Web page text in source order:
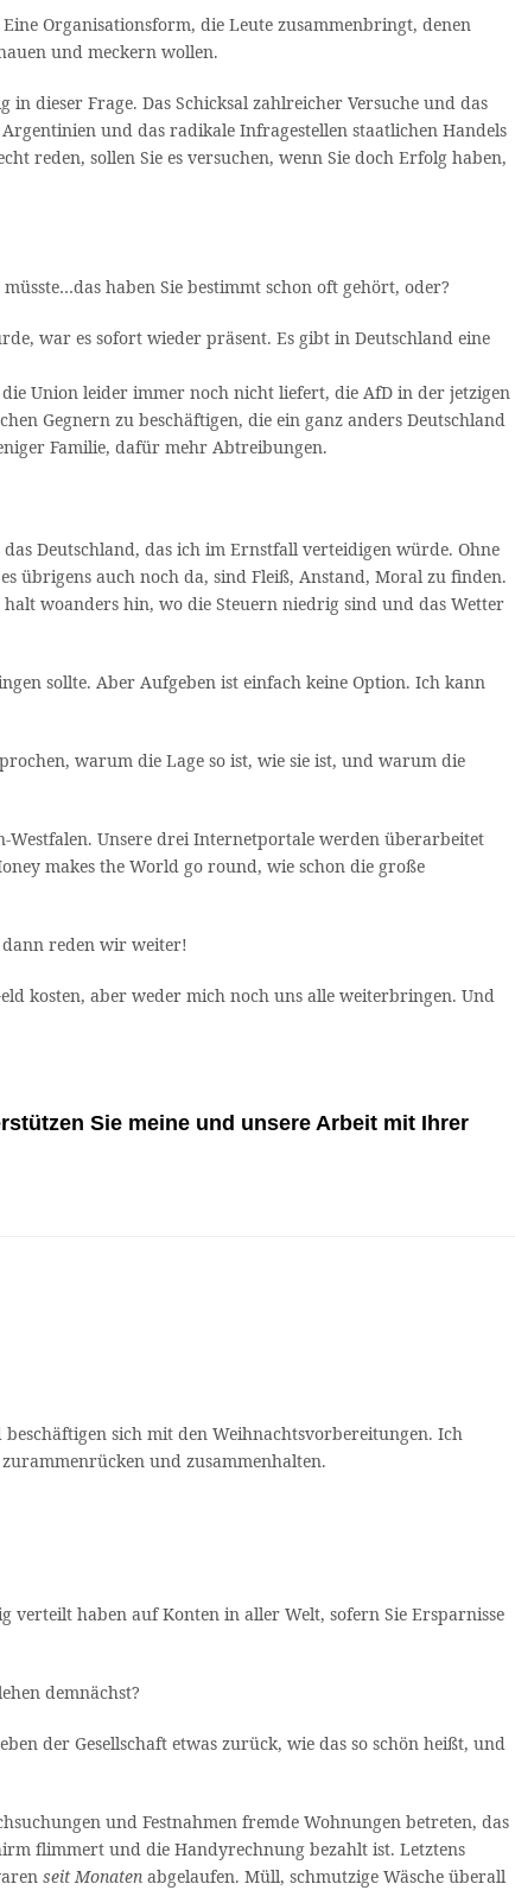
Organisationsform, die Leute zusammenbringt, denen
und meckern wollen.
dieser Frage. Das Schicksal zahlreicher Versuche und das
und das radikale Infragestellen staatlichen Handels
reden, sollen Sie es versuchen, wenn Sie doch Erfolg haben,
haben Sie bestimmt schon oft gehört, oder?
war es sofort wieder präsent. Es gibt in Deutschland eine
Union leider immer noch nicht liefert, die AfD in der jetzigen
Gegnern zu beschäftigen, die ein ganz anders Deutschland
Familie, dafür mehr Abtreibungen.
Deutschland, das ich im Ernstfall verteidigen würde. Ohne
übrigens auch noch da, sind Fleiß, Anstand, Moral zu finden.
halt woanders hin, wo die Steuern niedrig sind und das Wetter
sollte. Aber Aufgeben ist einfach keine Option. Ich kann
warum die Lage so ist, wie sie ist, und warum die
Unsere drei Internetportale werden überarbeitet
makes the World go round, wie schon die große
reden wir weiter!
kosten, aber weder mich noch uns alle weiterbringen. Und
Sie meine und unsere Arbeit mit Ihrer
sich mit den Weihnachtsvorbereitungen. Ich
und zusammenhalten.
verteilt haben auf Konten in aller Welt, sofern Sie Ersparnisse
demnächst?
der Gesellschaft etwas zurück, wie das so schön heißt, und
und Festnahmen fremde Wohnungen betreten, das
flimmert und die Handyrechnung bezahlt ist. Letztens
seit Monaten abgelaufen. Müll, schmutzige Wäsche überall